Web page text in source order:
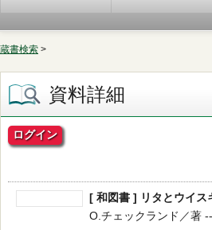
蔵書検索 >
資料詳細
ログイン
[ 和図書 ] リタとウイス
O.チェックランド／著